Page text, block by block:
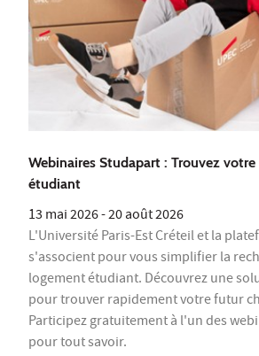
Webinaires Studapart : Trouvez
étudiant
13 mai 2026-20 août 2026
L'Université Paris-Est Créteil et la
s'associent pour vous simplifier la
logement étudiant. Découvrez une
pour trouver rapidement votre futur
Participez gratuitement à l'un des
pour tout savoir.